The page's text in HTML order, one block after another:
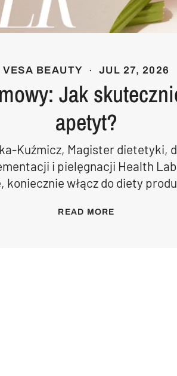
VESA BEAUTY JUL 27, 2026
Jak
apetyt?
Kuźmicz, Magister dietetyki,
i pielęgnacji Health
koniecznie włącz do diety
READ MORE